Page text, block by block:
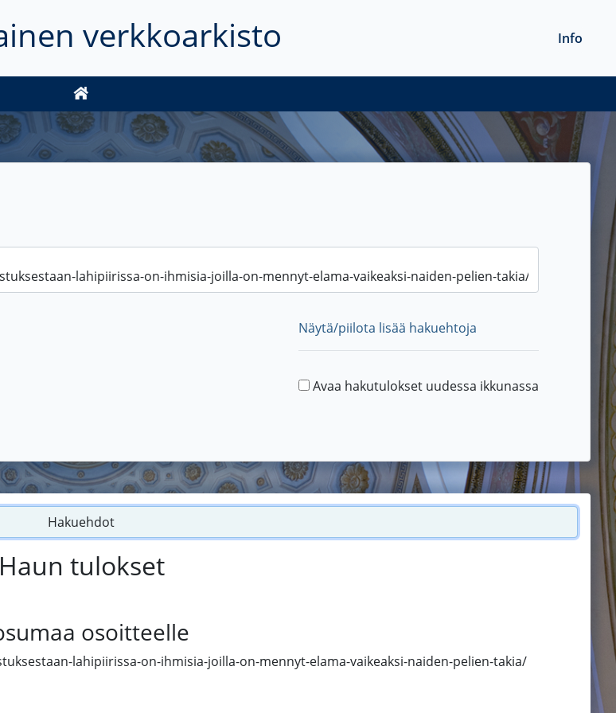
verkkoarkisto Info
Näytä/piilota lisää hakuehtoja
Avaa hakutulokset uudessa ikkunassa
Hakuehdot
Haun tulokset
osoitteelle
lahipiirissa-on-ihmisia-joilla-on-mennyt-elama-vaikeaksi-naiden-pelien-takia/